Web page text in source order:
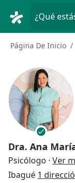
¿Qué
Página De Inicio
Dra. Ana
Psicólogo · Ver
Ibagué 1